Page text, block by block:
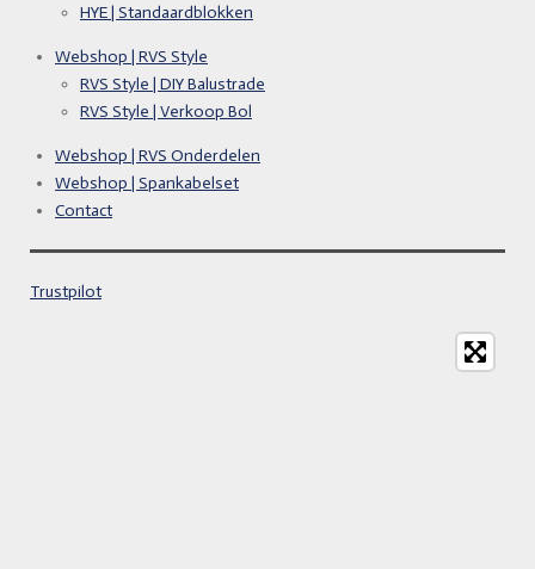
HYE | Standaardblokken
Webshop | RVS Style
RVS Style | DIY Balustrade
RVS Style | Verkoop Bol
Webshop | RVS Onderdelen
Webshop | Spankabelset
Contact
Trustpilot